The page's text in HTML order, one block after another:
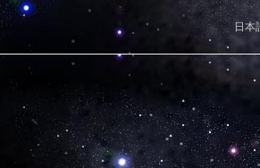
日本